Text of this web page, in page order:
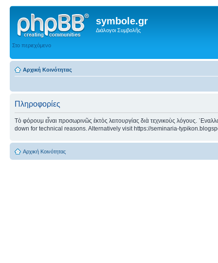
symbole.gr
Διάλογοι Συμβολῆς
Στο περιεχόμενο
Αρχική Κοινότητας
Πληροφορίες
Τὸ φόρουμ εἶναι προσωρινῶς ἐκτὸς λειτουργίας διὰ τεχνικοὺς λόγους.
down for technical reasons. Alternatively visit https://seminaria-
Αρχική Κοινότητας